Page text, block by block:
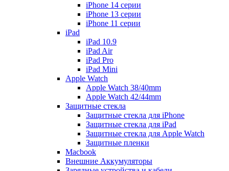
iPhone 14 серии
iPhone 13 серии
iPhone 11 серии
iPad
iPad 10.9
iPad Air
iPad Pro
iPad Mini
Apple Watch
Apple Watch 38/40mm
Apple Watch 42/44mm
Защитные стекла
Защитные стекла для iPhone
Защитные стекла для iPad
Защитные стекла для Apple Watch
Защитные пленки
Macbook
Внешние Аккумуляторы